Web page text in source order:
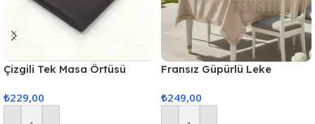
Çizgili Tek Masa Örtüsü
₺229,00
Fransız Güpürlü Leke
160x220cm – Kapuçino
₺249,00